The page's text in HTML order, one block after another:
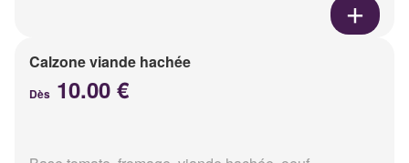
Calzone viande hachée
Dès 10.00 €